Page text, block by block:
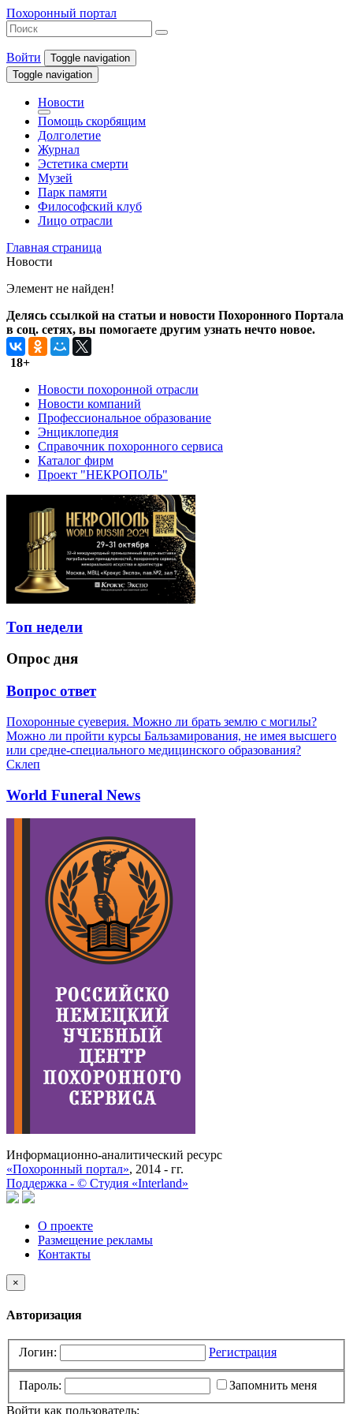
Похоронный портал
Войти
Toggle navigation
Toggle navigation
Новости
Помощь скорбящим
Долголетие
Журнал
Эстетика смерти
Музей
Парк памяти
Философский клуб
Лицо отрасли
Главная страница
Новости
Элемент не найден!
Делясь ссылкой на статьи и новости Похоронного Портала
в соц. сетях, вы помогаете другим узнать нечто новое.
18+
Новости похоронной отрасли
Новости компаний
Профессиональное образование
Энциклопедия
Справочник похоронного сервиса
Каталог фирм
Проект "НЕКРОПОЛЬ"
Топ недели
Опрос дня
Вопрос ответ
Похоронные суеверия. Можно ли брать землю с могилы?
Можно ли пройти курсы Бальзамирования, не имея высшего
или средне-специального медицинского образования?
Склеп
World Funeral News
Информационно-аналитический ресурс
«Похоронный портал», 2014 - гг.
Поддержка - © Cтудия «Interland»
О проекте
Размещение рекламы
Контакты
×
Авторизация
Логин: Регистрация
Пароль:
Запомнить меня
Войти как пользователь: